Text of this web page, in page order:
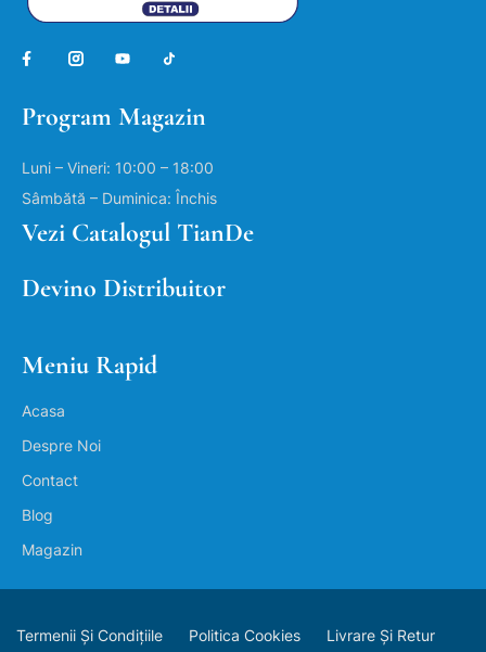
Program Magazin
Luni – Vineri: 10:00 – 18:00
Sâmbătă – Duminica: Închis
Vezi Catalogul TianDe
Devino Distribuitor
Meniu Rapid
Acasa
Despre Noi
Contact
Blog
Magazin
Termenii Și Condițiile Politica Cookies Livrare Și Retur